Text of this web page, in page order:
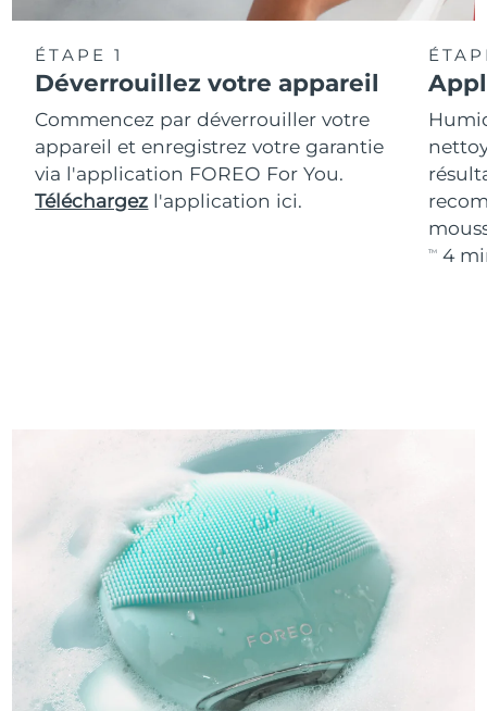
ÉTAPE 1
Déverrouillez votre appareil
Commencez par déverrouiller votre
appareil et enregistrez votre garantie
via l'application FOREO For You.
Téléchargez l'application ici.
TM4